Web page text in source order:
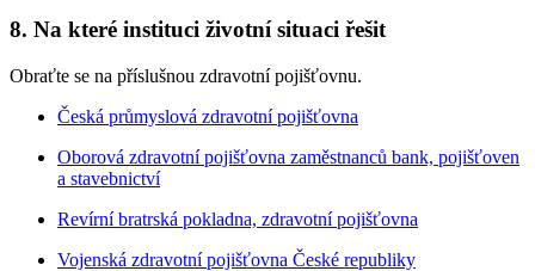
8. Na které instituci životní situaci řešit
Obraťte se na příslušnou zdravotní pojišťovnu.
Česká průmyslová zdravotní pojišťovna
Oborová zdravotní pojišťovna zaměstnanců bank, pojišťoven
a stavebnictví
Revírní bratrská pokladna, zdravotní pojišťovna
Vojenská zdravotní pojišťovna České republiky